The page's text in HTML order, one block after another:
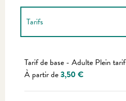
Tarifs
Tarif de base - Adulte Plein tarif
À partir de3,50 €